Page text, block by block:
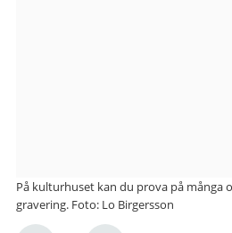
På kulturhuset kan du prova på många
gravering. Foto: Lo Birgersson